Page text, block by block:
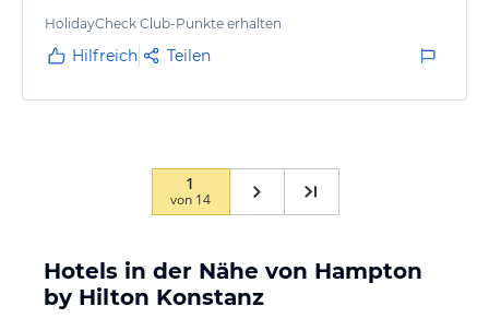
HolidayCheck Club-Punkte erhalten
Hilfreich Teilen
1
von 14
Hotels in der Nähe von Hampton
by Hilton Konstanz